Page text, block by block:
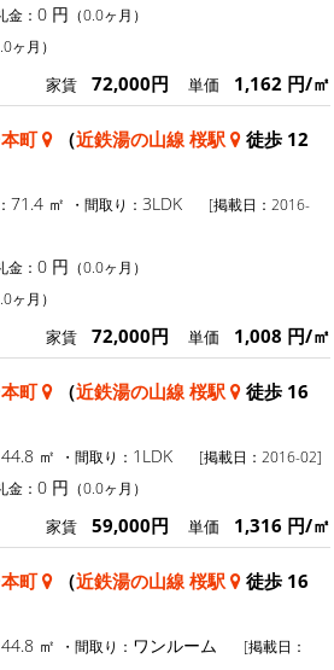
金： 0 円 （0.0ヶ月）
ヶ月）
家賃 72,000円 単価 1,162 円/㎡
町 （近鉄湯の山線 桜駅
徒歩 12
71.4 ㎡ ・間取り： 3LDK
[掲載日：2016-
金： 0 円 （0.0ヶ月）
ヶ月）
家賃 72,000円 単価 1,008 円/㎡
町 （近鉄湯の山線 桜駅
徒歩 16
44.8 ㎡ ・間取り： 1LDK
[掲載日：2016-02]
金： 0 円 （0.0ヶ月）
家賃 59,000円 単価 1,316 円/㎡
町 （近鉄湯の山線 桜駅
徒歩 16
44.8 ㎡ ・間取り： ワンルーム
[掲載日：